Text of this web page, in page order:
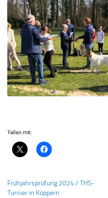
Teilen mit:
Frühjahrsprüfung 2024 / THS-
Turnier in Köppern